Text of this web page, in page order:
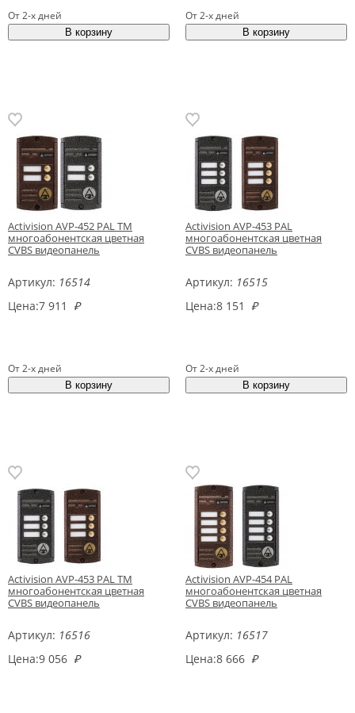
От 2-х дней От 2-х дней
Activision AVP-452 PAL TM
многоабонентская цветная
CVBS видеопанель
Артикул: 16514
Цена:7 911 ₽
От 2-х дней
Activision AVP-453 PAL
многоабонентская цветная
CVBS видеопанель
Артикул: 16515
Цена:8 151 ₽
От 2-х дней
Activision AVP-453 PAL TM
многоабонентская цветная
CVBS видеопанель
Артикул: 16516
Цена:9 056 ₽
Activision AVP-454 PAL
многоабонентская цветная
CVBS видеопанель
Артикул: 16517
Цена:8 666 ₽